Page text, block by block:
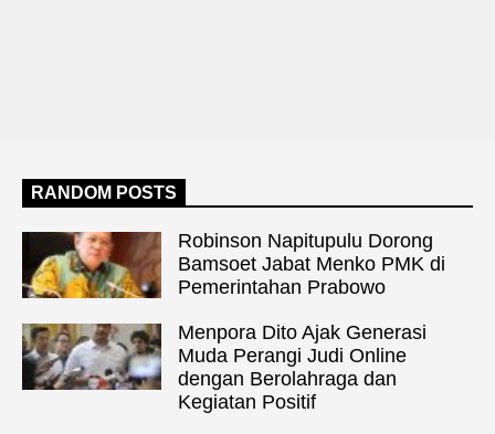
RANDOM POSTS
Robinson Napitupulu Dorong
Bamsoet Jabat Menko PMK di
Pemerintahan Prabowo
Menpora Dito Ajak Generasi
Muda Perangi Judi Online
dengan Berolahraga dan
Kegiatan Positif